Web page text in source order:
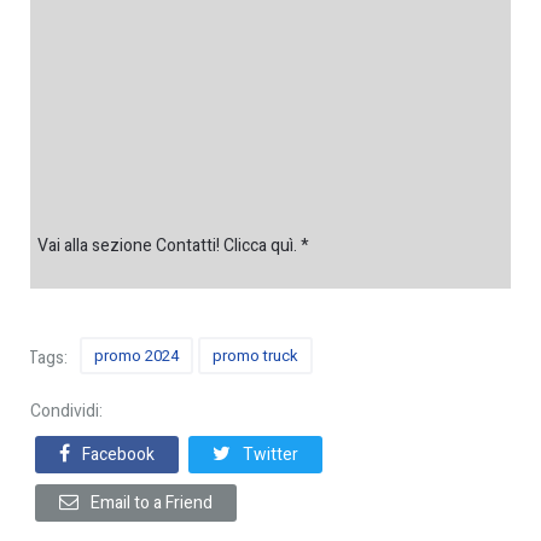
Vai alla sezione Contatti! Clicca quì. *
Tags: promo 2024 promo truck
Condividi:
Facebook
Twitter
Email to a Friend